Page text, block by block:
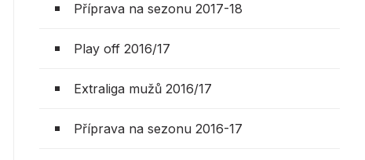
Příprava na sezonu 2017-18
Play off 2016/17
Extraliga mužů 2016/17
Příprava na sezonu 2016-17